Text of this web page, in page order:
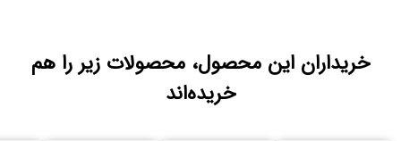
خریداران این محصول، محصولات زیر را هم
خریده‌اند